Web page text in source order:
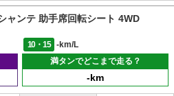
ャンテ 助手席回転シート 4WD
10・15
-km/L
満タンでどこまで走る？
-km